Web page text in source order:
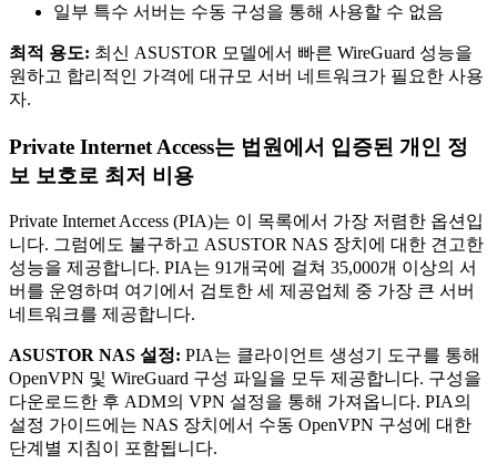
일부 특수 서버는 수동 구성을 통해 사용할 수 없음
최적 용도: 최신 ASUSTOR 모델에서 빠른 WireGuard 성능을
원하고 합리적인 가격에 대규모 서버 네트워크가 필요한 사용
자.
Private Internet Access는 법원에서 입증된 개인 정
보 보호로 최저 비용
Private Internet Access (PIA)는 이 목록에서 가장 저렴한 옵션입
니다. 그럼에도 불구하고 ASUSTOR NAS 장치에 대한 견고한
성능을 제공합니다. PIA는 91개국에 걸쳐 35,000개 이상의 서
버를 운영하며 여기에서 검토한 세 제공업체 중 가장 큰 서버
네트워크를 제공합니다.
ASUSTOR NAS 설정: PIA는 클라이언트 생성기 도구를 통해
OpenVPN 및 WireGuard 구성 파일을 모두 제공합니다. 구성을
다운로드한 후 ADM의 VPN 설정을 통해 가져옵니다. PIA의
설정 가이드에는 NAS 장치에서 수동 OpenVPN 구성에 대한
단계별 지침이 포함됩니다.